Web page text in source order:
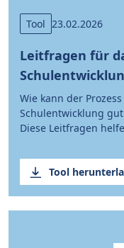
Tool 23.02.2026
Leitfragen für
Wie kann der
Schulentwicklung
Diese Leitfragen
Tool